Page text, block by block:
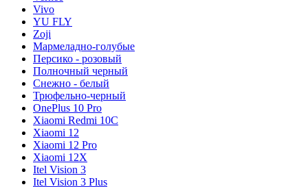
Vivo
YU FLY
Zoji
Мармеладно-голубые
Персико - розовый
Полночный черный
Снежно - белый
Трюфельно-черный
OnePlus 10 Pro
Xiaomi Redmi 10C
Xiaomi 12
Xiaomi 12 Pro
Xiaomi 12X
Itel Vision 3
Itel Vision 3 Plus